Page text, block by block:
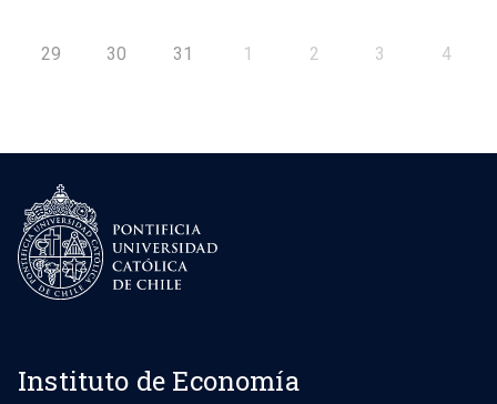
29 30 31 1 2 3 4
Instituto de Economía